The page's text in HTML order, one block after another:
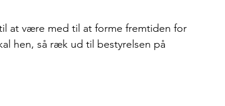
at være med til at forme fremtiden for
hen, så ræk ud til bestyrelsen på